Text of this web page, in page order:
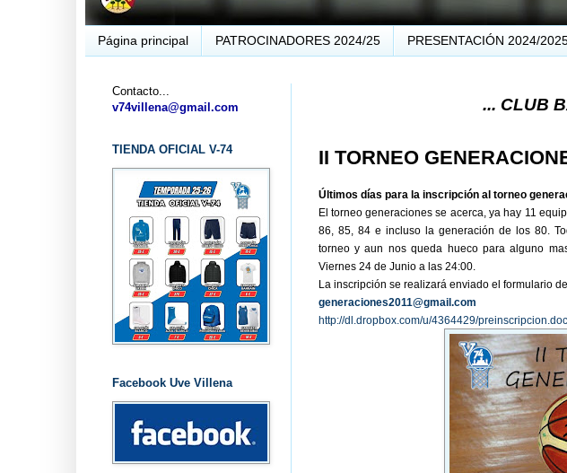
Página principal PATROCINADORES 2024/25 PRESENTACIÓN 2024/
... CLUB
II TORNEO
Últimos días para la inscripción al torneo
El torneo generaciones se acerca, ya hay 11
86, 85, 84 e incluso la generación de los 80.
torneo y aun nos queda hueco para alguno
Viernes 24 de Junio a las 24:00.
La inscripción se realizará enviado el formulario
generaciones2011@gmail.com
http://dl.dropbox.com/u/4364429/
Contacto...
v74villena@gmail.com
TIENDA OFICIAL V-74
Facebook Uve Villena